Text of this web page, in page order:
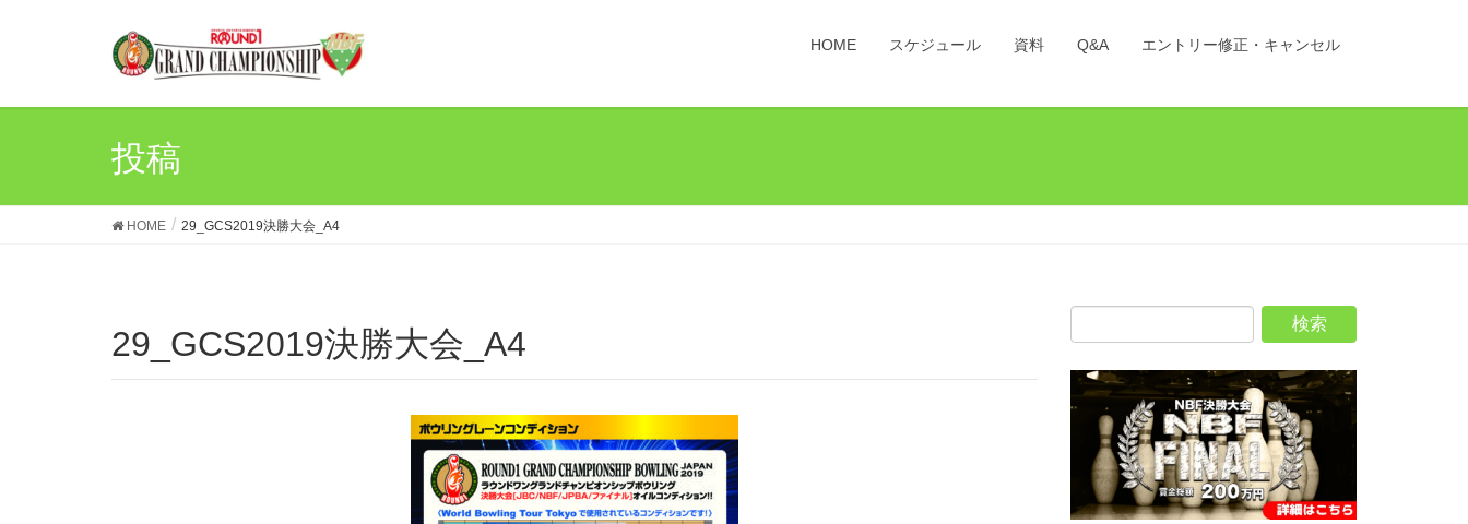
HOME スケジュール 資料 Q&A エントリー修正・キャンセル
投稿
HOME 29_GCS2019決勝大会_A4
29_GCS2019決勝大会_A4